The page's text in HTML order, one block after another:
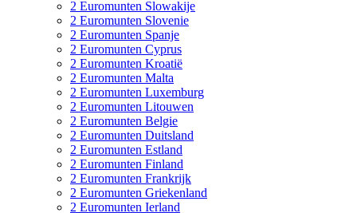
2 Euromunten Slowakije
2 Euromunten Slovenie
2 Euromunten Spanje
2 Euromunten Cyprus
2 Euromunten Kroatië
2 Euromunten Malta
2 Euromunten Luxemburg
2 Euromunten Litouwen
2 Euromunten Belgie
2 Euromunten Duitsland
2 Euromunten Estland
2 Euromunten Finland
2 Euromunten Frankrijk
2 Euromunten Griekenland
2 Euromunten Ierland